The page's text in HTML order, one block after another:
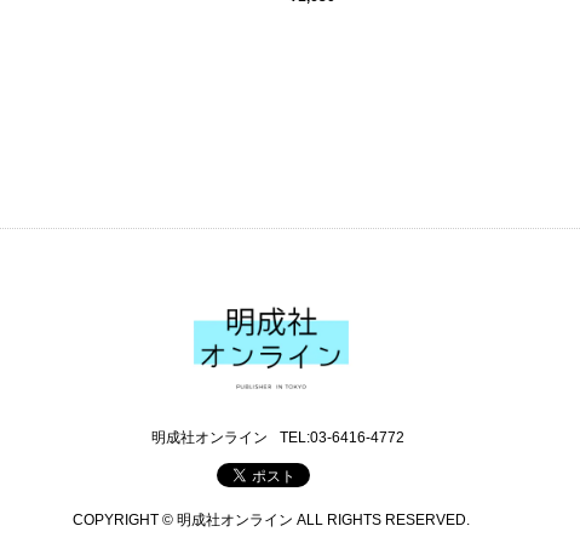
明成社オンライン TEL:03-6416-4772
COPYRIGHT © 明成社オンライン ALL RIGHTS RESERVED.